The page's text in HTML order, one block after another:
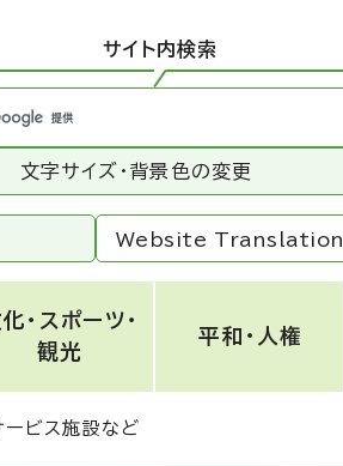
サイト内検索
文字サイズ・背景色の変更
Website Translation
・スポーツ・
観光
平和・人権
ービス施設など